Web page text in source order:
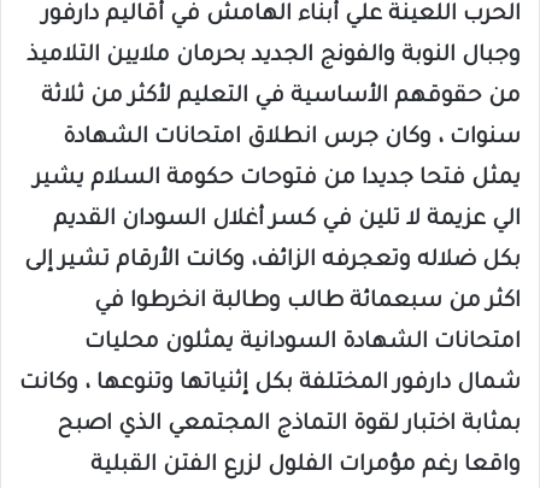
الحرب اللعينة علي أبناء الهامش في أقاليم دارفور
وجبال النوبة والفونج الجديد بحرمان ملايين التلاميذ
من حقوقهم الأساسية في التعليم لأكثر من ثلاثة
سنوات ، وكان جرس انطلاق امتحانات الشهادة
يمثل فتحا جديدا من فتوحات حكومة السلام يشير
الي عزيمة لا تلين في كسر أغلال السودان القديم
بكل ضلاله وتعجرفه الزائف، وكانت الأرقام تشير إلى
اكثر من سبعمائة طالب وطالبة انخرطوا في
امتحانات الشهادة السودانية يمثلون محليات
شمال دارفور المختلفة بكل إثنياتها وتنوعها ، وكانت
بمثابة اختبار لقوة التماذج المجتمعي الذي اصبح
واقعا رغم مؤمرات الفلول لزرع الفتن القبلية